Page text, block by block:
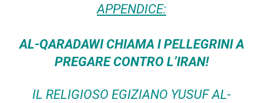
APPENDICE:
AL-QARADAWI CHIAMA I PELLEGRINI A
PREGARE CONTRO L’IRAN!
IL RELIGIOSO EGIZIANO YUSUF AL-